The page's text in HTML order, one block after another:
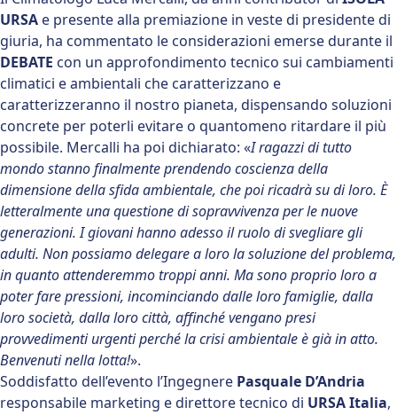
URSA e presente alla premiazione in veste di presidente di
giuria, ha commentato le considerazioni emerse durante il
DEBATE con un approfondimento tecnico sui cambiamenti
climatici e ambientali che caratterizzano e
caratterizzeranno il nostro pianeta, dispensando soluzioni
concrete per poterli evitare o quantomeno ritardare il più
possibile. Mercalli ha poi dichiarato: «I ragazzi di tutto
mondo stanno finalmente prendendo coscienza della
dimensione della sfida ambientale, che poi ricadrà su di loro. È
letteralmente una questione di sopravvivenza per le nuove
generazioni. I giovani hanno adesso il ruolo di svegliare gli
adulti. Non possiamo delegare a loro la soluzione del problema,
in quanto attenderemmo troppi anni. Ma sono proprio loro a
poter fare pressioni, incominciando dalle loro famiglie, dalla
loro società, dalla loro città, affinché vengano presi
provvedimenti urgenti perché la crisi ambientale è già in atto.
Benvenuti nella lotta!».
Soddisfatto dell’evento l’Ingegnere Pasquale D’Andria
responsabile marketing e direttore tecnico di URSA Italia,